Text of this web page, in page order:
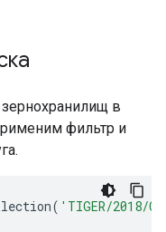
в
фильтр и
( 'TIGER/2018/